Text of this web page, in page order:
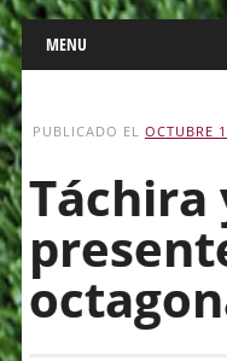
Main menu
Skip
to
content
MENU
PUBLICADO EL OCTUBRE
Táchira